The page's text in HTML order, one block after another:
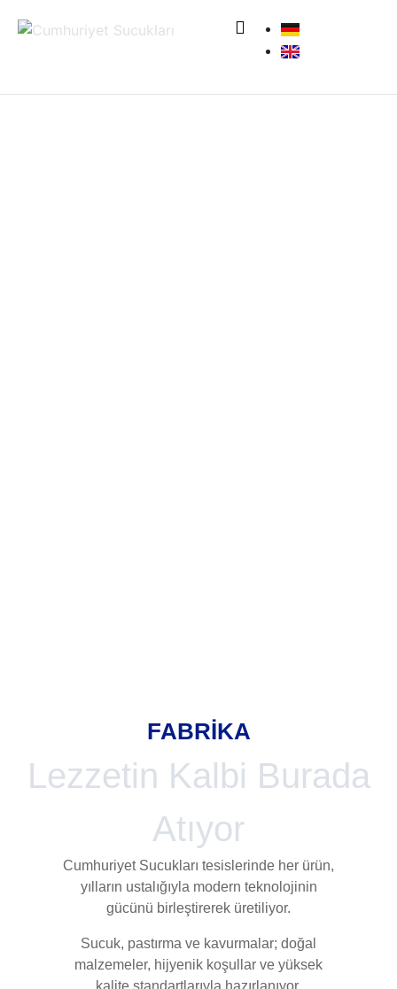
FABRİKA
Lezzetin Kalbi Burada
Atıyor
Cumhuriyet Sucukları tesislerinde her ürün,
yılların ustalığıyla modern teknolojinin
gücünü birleştirerek üretiliyor.
Sucuk, pastırma ve kavurmalar; doğal
malzemeler, hijyenik koşullar ve yüksek
kalite standartlarıyla hazırlanıyor.